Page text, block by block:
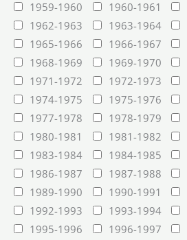
1959-1960
1960-1961
1962-1963
1963-1964
1965-1966
1966-1967
1968-1969
1969-1970
1971-1972
1972-1973
1974-1975
1975-1976
1977-1978
1978-1979
1980-1981
1981-1982
1983-1984
1984-1985
1986-1987
1987-1988
1989-1990
1990-1991
1992-1993
1993-1994
1995-1996
1996-1997